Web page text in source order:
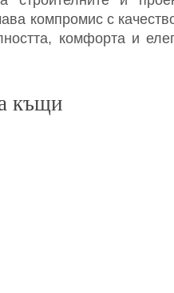
компромис с
комфорта и
къщи